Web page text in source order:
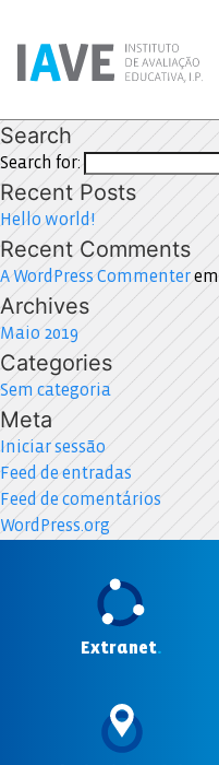
Search
Search for:
Recent Posts
Hello world!
Recent Comments
A WordPress Commenterem
Archives
Maio 2019
Categories
Sem categoria
Meta
Iniciar sessão
Feed de entradas
Feed de comentários
WordPress.org
Extranet.